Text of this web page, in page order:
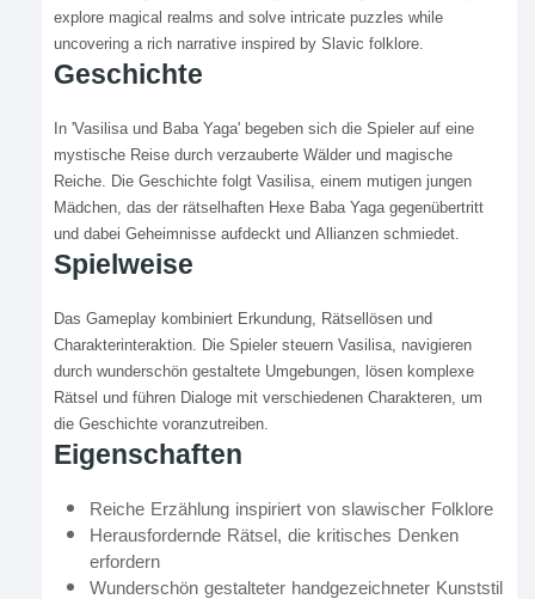
explore magical realms and solve intricate puzzles while
uncovering a rich narrative inspired by Slavic folklore.
Geschichte
In 'Vasilisa und Baba Yaga' begeben sich die Spieler auf eine
mystische Reise durch verzauberte Wälder und magische
Reiche. Die Geschichte folgt Vasilisa, einem mutigen jungen
Mädchen, das der rätselhaften Hexe Baba Yaga gegenübertritt
und dabei Geheimnisse aufdeckt und Allianzen schmiedet.
Spielweise
Das Gameplay kombiniert Erkundung, Rätsellösen und
Charakterinteraktion. Die Spieler steuern Vasilisa, navigieren
durch wunderschön gestaltete Umgebungen, lösen komplexe
Rätsel und führen Dialoge mit verschiedenen Charakteren, um
die Geschichte voranzutreiben.
Eigenschaften
Reiche Erzählung inspiriert von slawischer Folklore
Herausfordernde Rätsel, die kritisches Denken
erfordern
Wunderschön gestalteter handgezeichneter Kunststil